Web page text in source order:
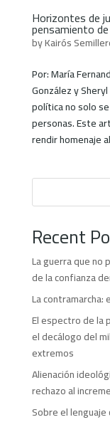
Horizontes de
pensamiento
byKairós
Por: María
González y
política no solo
personas. Este
rendir homenaje
Recent
La guerra que no
de la confianza
La
El espectro de la
el decálogo del
extremos
Alienación
rechazo al
Sobre el